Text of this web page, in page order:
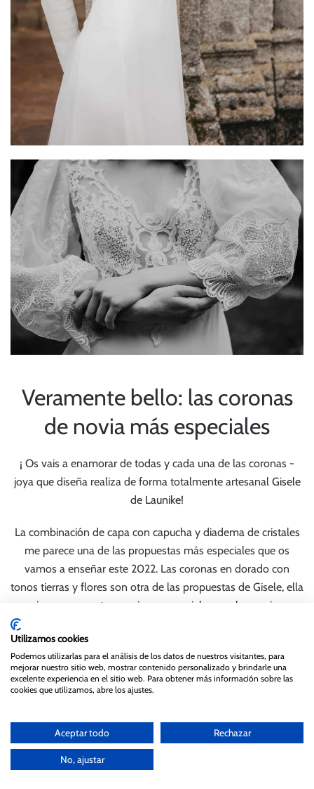
Veramente bello: las coronas
de novia más especiales
¡ Os vais a enamorar de todas y cada una de las coronas -
joya que diseña realiza de forma totalmente artesanal Gisele
de Launike!
La combinación de capa con capucha y diadema de cristales
me parece una de las propuestas más especiales que os
vamos a enseñar este 2022. Las coronas en dorado con
tonos tierras y flores son otra de las propuestas de Gisele, ella
siempre apuesta por piezas especiales que las novias
disfrutan porque no existen tantos momentos para ponerse
una diadema-joya o corona. También incluimos un diseño
más discreto para las novias que no se atreven con piezas
efecto «wow».
Utilizamos cookies
Podemos utilizarlas para el análisis de los datos de nuestros visitantes, para
mejorar nuestro sitio web, mostrar contenido personalizado y brindarle una
excelente experiencia en el sitio web. Para obtener más información sobre las
cookies que utilizamos, abre los ajustes.
Aceptar todo Rechazar
No, ajustar